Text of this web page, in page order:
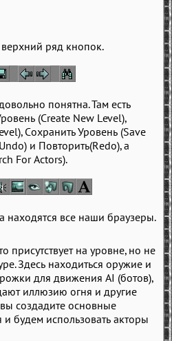
ряд кнопок.
понятна. Там есть
(Create New Level),
Сохранить Уровень (Save
и Повторить(Redo), а
For Actors).
находятся все наши браузеры.
присутствует на уровне, но не
Здесь находиться оружие и
для движения AI (ботов),
иллюзию огня и другие
создадите основные
будем использовать акторы